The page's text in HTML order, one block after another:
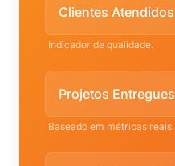
Clientes Atendidos
Indicador de qualidade.
Projetos Entregues
Baseado em métricas reais.